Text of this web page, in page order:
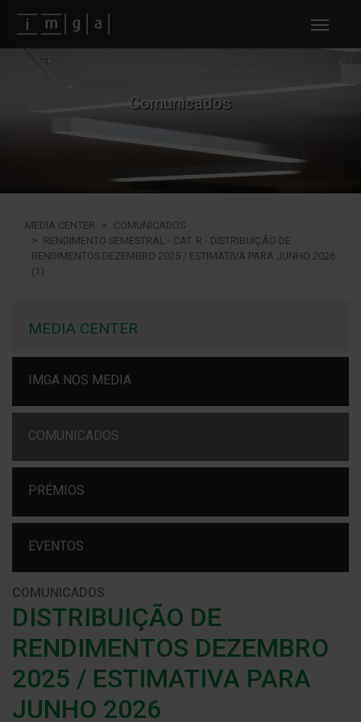
Fundos imga
Comunicados
MEDIA CENTER
COMUNICADOS
RENDIMENTO SEMESTRAL - CAT. R - DISTRIBUIÇÃO DE
RENDIMENTOS DEZEMBRO 2025 / ESTIMATIVA PARA JUNHO 2026
(1)
MEDIA CENTER
IMGA NOS MEDIA
COMUNICADOS
PRÉMIOS
EVENTOS
COMUNICADOS
DISTRIBUIÇÃO DE
RENDIMENTOS DEZEMBRO
2025 / ESTIMATIVA PARA
JUNHO 2026